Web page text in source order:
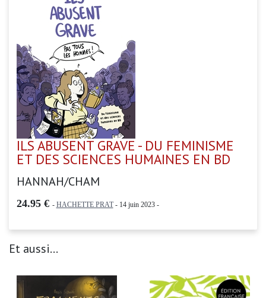
ILS ABUSENT GRAVE - DU FEMINISME
ET DES SCIENCES HUMAINES EN BD
HANNAH/CHAM
24.95 € - HACHETTE PRAT- 14 juin 2023 -
Et aussi...